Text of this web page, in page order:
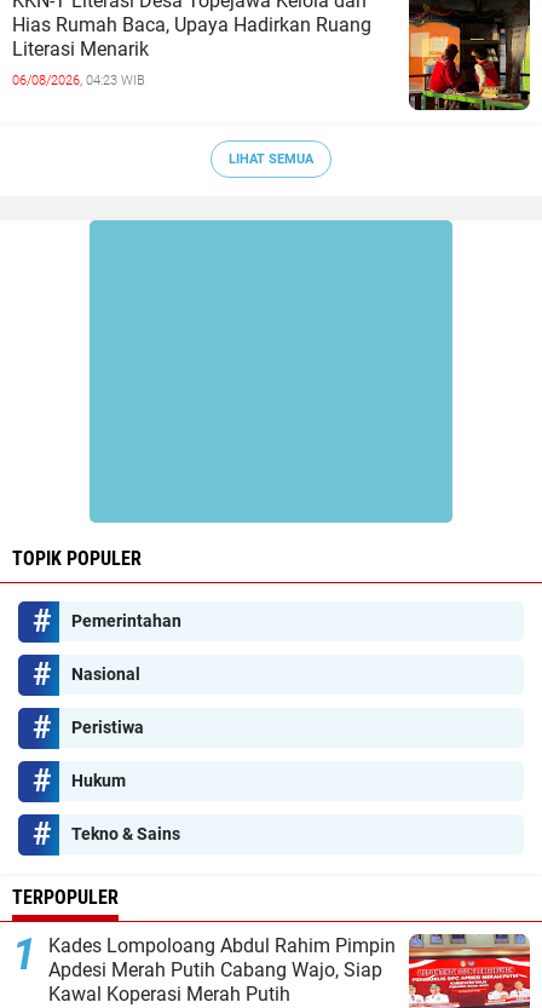
Hias Rumah Baca, Upaya Hadirkan Ruang
Literasi Menarik
06/08/2026, 04:23 WIB
LIHAT SEMUA
TOPIK POPULER
Pemerintahan
Nasional
Peristiwa
Hukum
Tekno & Sains
TERPOPULER
Kades Lompoloang Abdul Rahim Pimpin
Apdesi Merah Putih Cabang Wajo, Siap
Kawal Koperasi Merah Putih